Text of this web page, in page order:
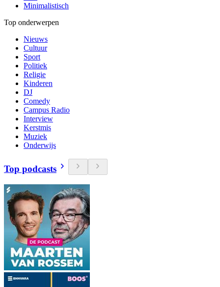
Minimalistisch
Top onderwerpen
Nieuws
Cultuur
Sport
Politiek
Religie
Kinderen
DJ
Comedy
Campus Radio
Interview
Kerstmis
Muziek
Onderwijs
Top podcasts